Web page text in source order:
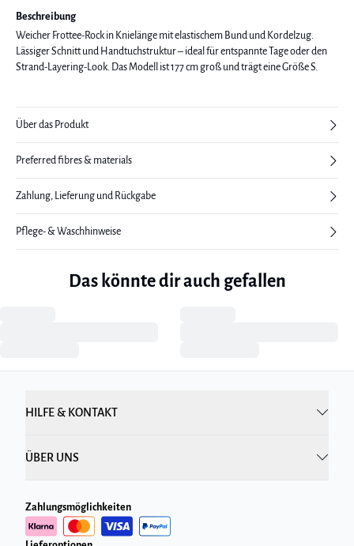
Beschreibung
Weicher Frottee-Rock in Knielänge mit elastischem Bund und Kordelzug.
Lässiger Schnitt und Handtuchstruktur – ideal für entspannte Tage oder den
Strand-Layering-Look. Das Modell ist 177 cm groß und trägt eine Größe S.
Über das Produkt
Preferred fibres & materials
Zahlung, Lieferung und Rückgabe
Pflege- & Waschhinweise
Das könnte dir auch gefallen
HILFE & KONTAKT
ÜBER UNS
Zahlungsmöglichkeiten